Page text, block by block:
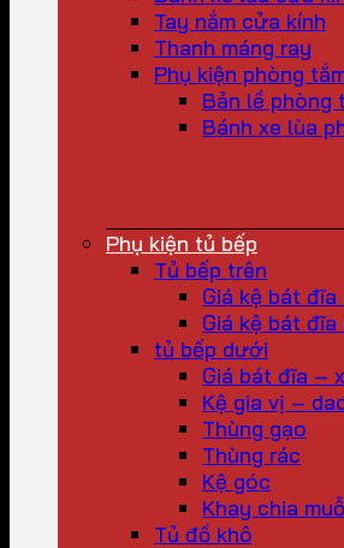
Tay nắm cửa kính
Thanh máng ray
Phụ kiện phòng
Bản lề phòng
Bánh xe lùa
Phụ kiện tủ bếp
Tủ bếp trên
Giá kệ bát
Giá kệ bát đĩa
tủ bếp dưới
Giá bát đĩa –
Kệ gia vị –
Thùng gạo
Thùng rác
Kệ góc
Khay chia
Tủ đồ khô